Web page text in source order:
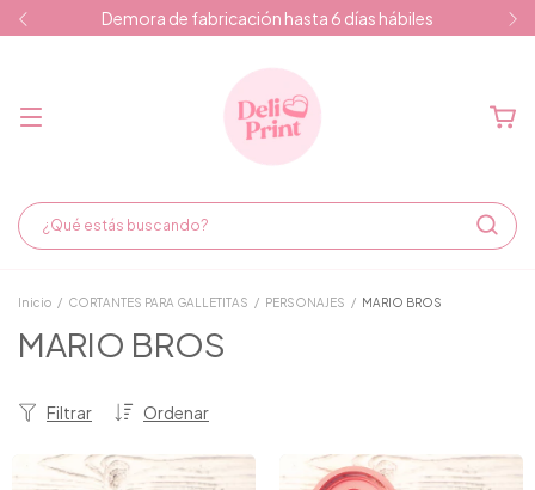
Demora de fabricación hasta 6 días hábiles
Inicio / CORTANTES PARA GALLETITAS / PERSONAJES / MARIO BROS
MARIO BROS
Ordenar
Filtrar